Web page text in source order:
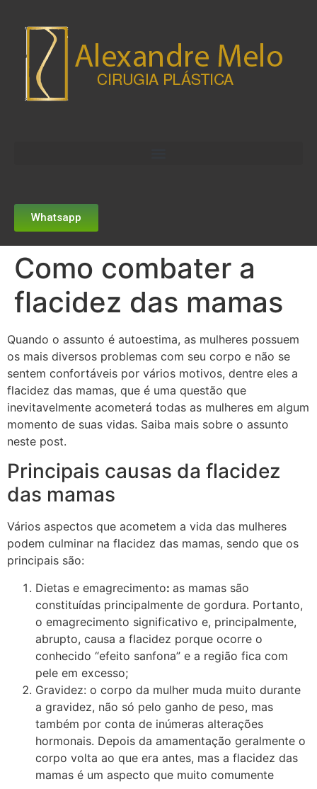
Whatsapp
Como combater a
flacidez das mamas
Quando o assunto é autoestima, as mulheres possuem
os mais diversos problemas com seu corpo e não se
sentem confortáveis por vários motivos, dentre eles a
flacidez das mamas, que é uma questão que
inevitavelmente acometerá todas as mulheres em algum
momento de suas vidas. Saiba mais sobre o assunto
neste post.
Principais causas da flacidez
das mamas
Vários aspectos que acometem a vida das mulheres
podem culminar na flacidez das mamas, sendo que os
principais são:
Dietas e emagrecimento: as mamas são
constituídas principalmente de gordura. Portanto,
o emagrecimento significativo e, principalmente,
abrupto, causa a flacidez porque ocorre o
conhecido “efeito sanfona” e a região fica com
pele em excesso;
Gravidez: o corpo da mulher muda muito durante
a gravidez, não só pelo ganho de peso, mas
também por conta de inúmeras alterações
hormonais. Depois da amamentação geralmente o
corpo volta ao que era antes, mas a flacidez das
mamas é um aspecto que muito comumente